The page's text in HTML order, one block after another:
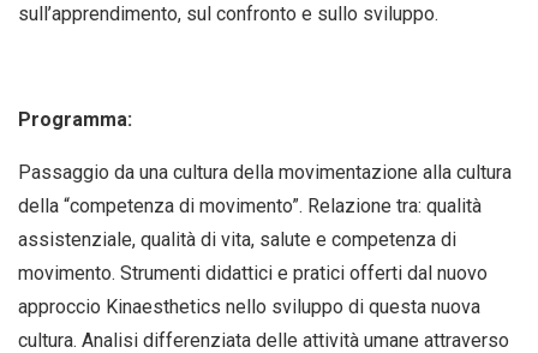
sull’apprendimento, sul confronto e sullo sviluppo.
Programma:
Passaggio da una cultura della movimentazione alla cultura
della “competenza di movimento”. Relazione tra: qualità
assistenziale, qualità di vita, salute e competenza di
movimento. Strumenti didattici e pratici offerti dal nuovo
approccio Kinaesthetics nello sviluppo di questa nuova
cultura. Analisi differenziata delle attività umane attraverso